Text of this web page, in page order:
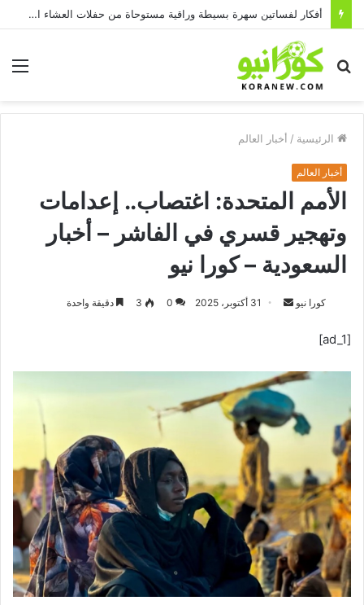
أفكار لفساتين سهرة بسيطة وراقية مستوحاة من حفلات العشاء العائلية للمشاهير
بحث
عن
الرئيسية / أخبار العالم
أخبار العالم
الأمم المتحدة: اغتصاب.. إعدامات
وتهجير قسري في الفاشر – أخبار
السعودية – كورا نيو
كورا نيو
أرسل
31 أكتوبر، 2025 0
3 دقيقة واحدة
[ad_1]